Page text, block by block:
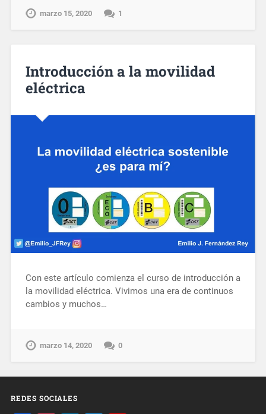
marzo 15, 2020 1
Introducción a la movilidad
eléctrica
Con este artículo comienza el curso de introducción a
la movilidad eléctrica. Vivimos una era de continuos
cambios y muchos…
marzo 14, 2020 0
REDES SOCIALES